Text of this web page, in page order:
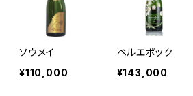
ソウメイ
¥110,000
ベルエポック
¥143,000